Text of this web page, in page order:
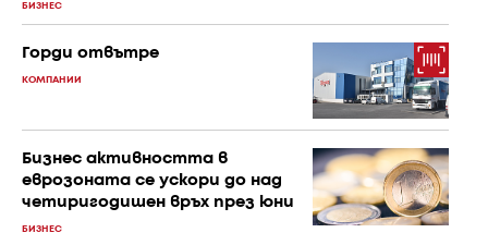
БИЗНЕС
Горди отвътре
КОМПАНИИ
Бизнес активността в
еврозоната се ускори до над
четиригодишен връх през юни
БИЗНЕС